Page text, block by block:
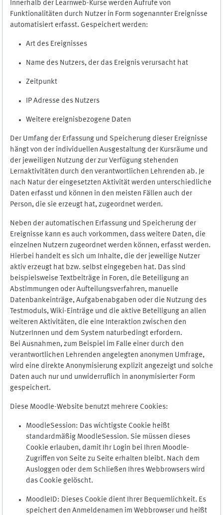
Innerhalb der Learnweb-Kurse werden Aufrufe von
Funktionalitäten durch Nutzer in Form sogenannter Ereignisse
automatisiert erfasst. Gespeichert werden:
Art des Ereignisses
Name des Nutzers, der das Ereignis verursacht hat
Zeitpunkt
IP Adresse des Nutzers
Weitere ereignisbezogene Daten
Der Umfang der Erfassung und Speicherung dieser Ereignisse
hängt von der individuellen Ausgestaltung der Kursräume und
der jeweiligen Nutzung der zur Verfügung stehenden
Lernaktivitäten durch den verantwortlichen Lehrenden ab. Je
nach Natur der eingesetzten Aktivität werden unterschiedliche
Daten erfasst und können in den meisten Fällen auch der
Person, die sie erzeugt hat, zugeordnet werden.
Neben der automatischen Erfassung und Speicherung der
Ereignisse kann es auch vorkommen, dass weitere Daten, die
einzelnen Nutzern zugeordnet werden können, erfasst werden.
Hierbei handelt es sich um Inhalte, die der jeweilige Nutzer
aktiv erzeugt hat bzw. selbst eingegeben hat. Das sind
beispielsweise Textbeiträge in Foren, die Beteiligung an
Abstimmungen oder Aufteilungsverfahren, manuelle
Datenbankeinträge, Aufgabenabgaben oder die Nutzung des
Testmoduls, Wiki-Einträge und die aktive Beteiligung an allen
weiteren Aktivitäten, die eine Interaktion zwischen den
NutzerInnen und dem System naturbedingt erfordern.
Bei Ausnahmen, zum Beispiel im Falle einer durch den
verantwortlichen Lehrenden angelegten anonymen Umfrage,
wird eine direkte Anonymisierung explizit angezeigt und solche
Daten auch nur und unwiderruflich in anonymisierter Form
gespeichert.
Diese Moodle-Website benutzt mehrere Cookies:
MoodleSession: Das wichtigste Cookie heißt
standardmäßig MoodleSession. Sie müssen dieses
Cookie erlauben, damit Ihr Login bei Ihren Moodle-
Zugriffen von Seite zu Seite erhalten bleibt. Nach dem
Ausloggen oder dem Schließen Ihres Webbrowsers wird
das Cookie gelöscht.
MoodleID: Dieses Cookie dient Ihrer Bequemlichkeit. Es
speichert den Anmeldenamen im Webbrowser und heißt